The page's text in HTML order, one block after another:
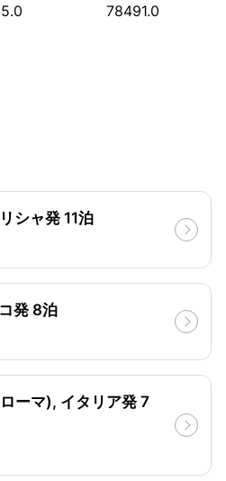
78491.0
シャ発 11泊
発 8泊
ーマ), イタリア発 7